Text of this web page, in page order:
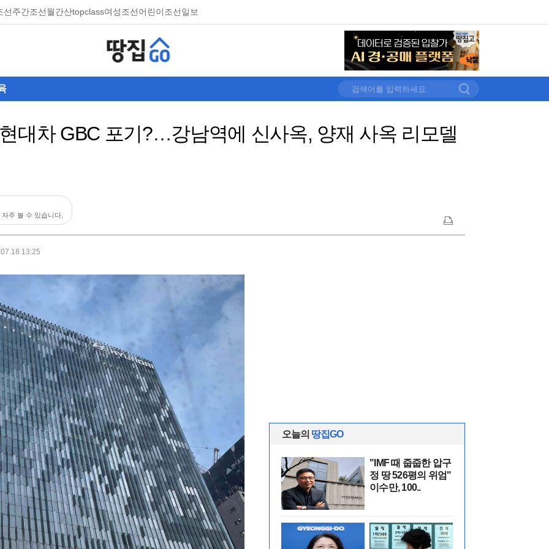
선주간조선월간산topclass여성조선어린이조선일보
대차 GBC 포기?…강남역에 신사옥, 양재 사옥 리모델
주 볼 수 있습니다.
13:25
오늘의 땅집GO
"IMF 때 줍줍한 압구
정 땅 526평의 위엄"
이수만, 100..